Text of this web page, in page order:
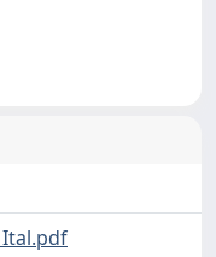
Ital.pdf